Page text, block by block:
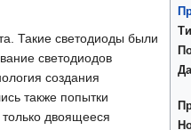
Такие светодиоды были
светодиодов
создания
также попытки
двоящееся